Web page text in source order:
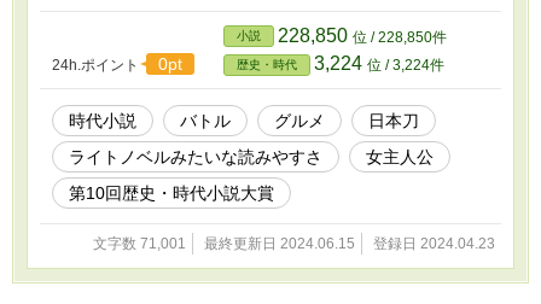
24h.ポイント 0pt
小説 228,850 位 / 228,850件
歴史・時代 3,224 位 / 3,224件
時代小説 バトル グルメ
日本刀
ライトノベルみたいな読みやすさ
女主人公
第10回歴史・時代小説大賞
文字数 71,001 最終更新日 2024.06.15 登録日 2024.04.23